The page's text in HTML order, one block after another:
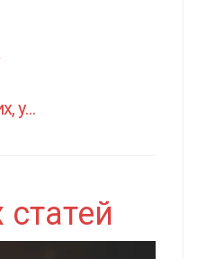
Псалтир за полонених, ув’язнених